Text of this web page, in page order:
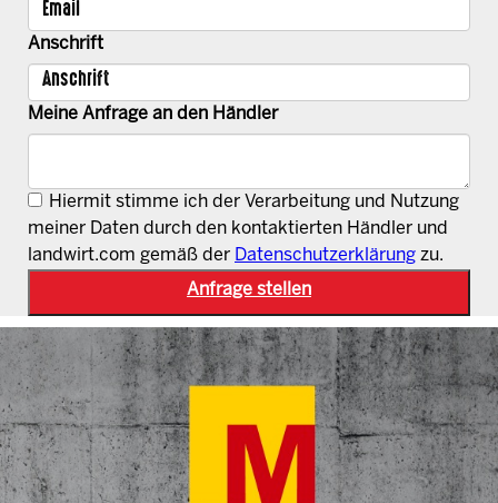
Anschrift
Meine Anfrage an den Händler
Hiermit stimme ich der Verarbeitung und Nutzung
meiner Daten durch den kontaktierten Händler und
landwirt.com gemäß der Datenschutzerklärung zu.